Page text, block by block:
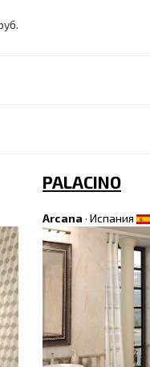
PALACINO
Arcana · Испания